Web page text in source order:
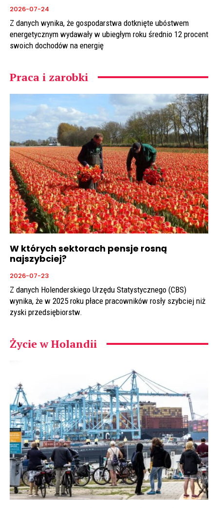
2026-07-24
Z danych wynika, że gospodarstwa dotknięte ubóstwem
energetycznym wydawały w ubiegłym roku średnio 12 procent
swoich dochodów na energię
Praca i zarobki
W których sektorach pensje rosną
najszybciej?
2026-07-23
Z danych Holenderskiego Urzędu Statystycznego (CBS)
wynika, że w 2025 roku płace pracowników rosły szybciej niż
zyski przedsiębiorstw.
Życie w Holandii